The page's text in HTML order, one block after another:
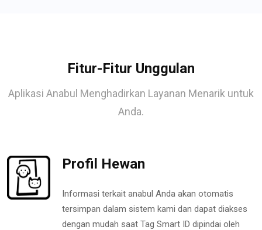
Fitur-Fitur Unggulan
Aplikasi Anabul Menghadirkan Layanan Menarik untuk
Anda.
Profil Hewan
Informasi terkait anabul Anda akan otomatis
tersimpan dalam sistem kami dan dapat diakses
dengan mudah saat Tag Smart ID dipindai oleh